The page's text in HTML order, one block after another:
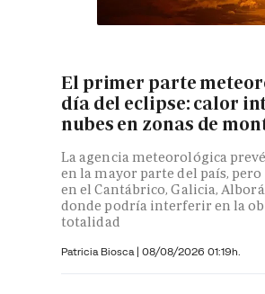
El primer parte
día del eclipse: calor
nubes en zonas de
La agencia meteorológica
en la mayor parte del país,
en el Cantábrico, Galicia,
donde podría interferir en la
totalidad
Patricia Biosca | 08/08/2026 01:19h.